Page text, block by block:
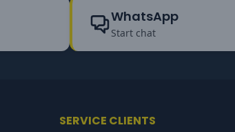
WhatsApp
Start chat
SERVICE CLIENTS